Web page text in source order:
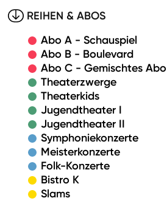
REIHEN & ABOS
Abo A - Schauspiel
Abo B - Boulevard
Abo C - Gemischtes Abo
Theaterzwerge
Theaterkids
Jugendtheater I
Jugendtheater II
Symphoniekonzerte
Meisterkonzerte
Folk-Konzerte
Bistro K
Slams